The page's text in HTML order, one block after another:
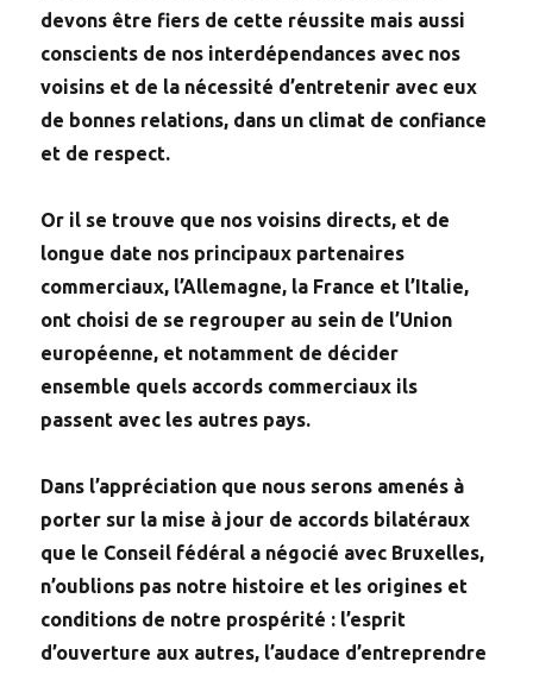
devons être fiers de cette réussite mais aussi
conscients de nos interdépendances avec nos
voisins et de la nécessité d’entretenir avec eux
de bonnes relations, dans un climat de confiance
et de respect.
Or il se trouve que nos voisins directs, et de
longue date nos principaux partenaires
commerciaux, l’Allemagne, la France et l’Italie,
ont choisi de se regrouper au sein de l’Union
européenne, et notamment de décider
ensemble quels accords commerciaux ils
passent avec les autres pays.
Dans l’appréciation que nous serons amenés à
porter sur la mise à jour de accords bilatéraux
que le Conseil fédéral a négocié avec Bruxelles,
n’oublions pas notre histoire et les origines et
conditions de notre prospérité : l’esprit
d’ouverture aux autres, l’audace d’entreprendre